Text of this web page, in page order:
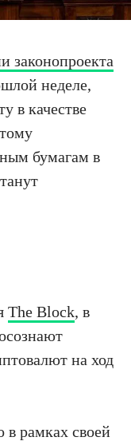
законопроекта
неделе,
в качестве
бумагам в
The Block, в
на ход
в рамках своей